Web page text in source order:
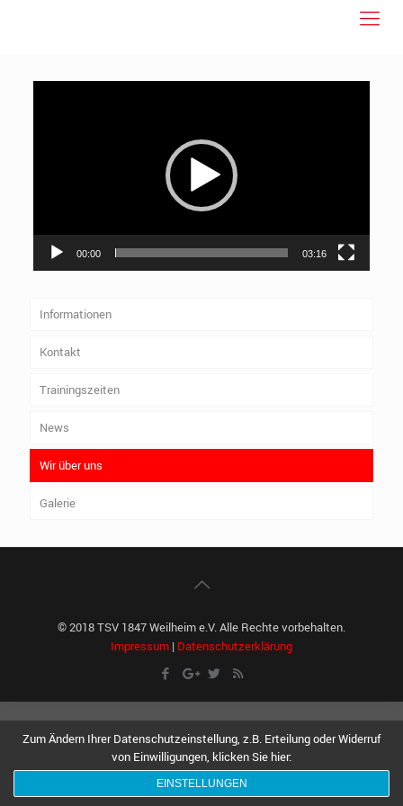
00:00 03:16
Informationen
Kontakt
Trainingszeiten
News
Wir über uns
Galerie
© 2018 TSV 1847 Weilheim e.V. Alle Rechte vorbehalten.
Impressum | Datenschutzerklärung
Zum Ändern Ihrer Datenschutzeinstellung, z.B. Erteilung oder Widerruf
von Einwilligungen, klicken Sie hier:
EINSTELLUNGEN